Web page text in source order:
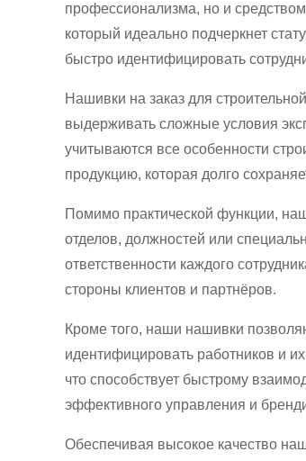
профессионализма, но и
который идеально подчеркнет
быстро идентифицировать
Нашивки на заказ для
выдерживать сложные условия
учитываются все особенности
продукцию, которая долго
Помимо практической функции,
отделов, должностей или
ответственности каждого
стороны клиентов и партнёров.
Кроме того, наши нашивки
идентифицировать работников и
что способствует быстрому
эффективного управления и
Обеспечивая высокое качество